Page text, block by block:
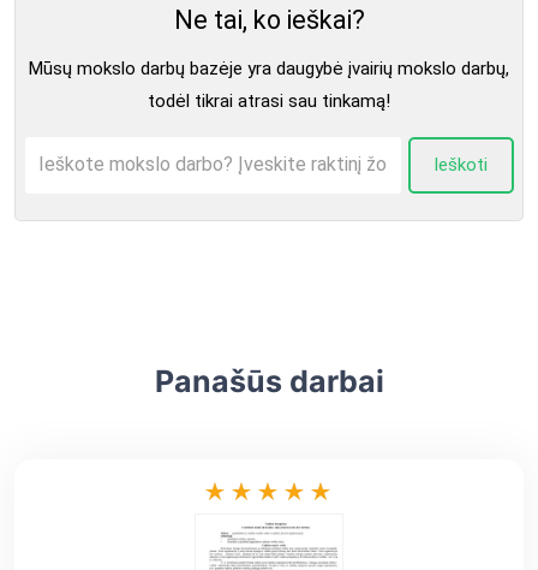
Ne tai, ko ieškai?
Mūsų mokslo darbų bazėje yra daugybė įvairių mokslo darbų,
todėl tikrai atrasi sau tinkamą!
Ieškoti
Panašūs darbai